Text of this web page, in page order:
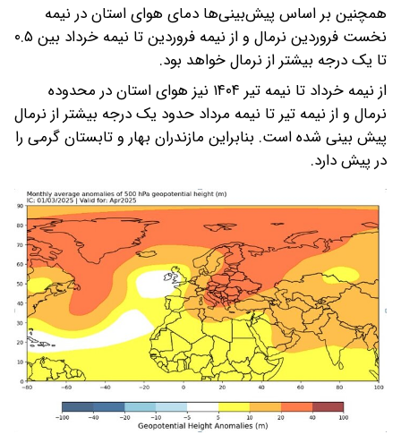
همچنین بر اساس پیش‌بینی‌ها دمای هوای استان در نیمه
نخست فروردین نرمال و از نیمه فروردین تا نیمه خرداد بین ۰.۵
تا یک درجه بیشتر از نرمال خواهد بود.
از نیمه خرداد تا نیمه تیر ۱۴۰۴ نیز هوای استان در محدوده
نرمال و از نیمه تیر تا نیمه مرداد حدود یک درجه بیشتر از نرمال
پیش بینی شده است. بنابراین مازندران بهار و تابستان گرمی را
در پیش دارد.